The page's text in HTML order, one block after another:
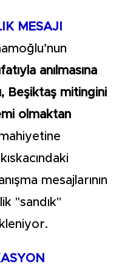
MESAJI
anılmasına
Beşiktaş mitingini
olmaktan
mesajlarının
"sandık"